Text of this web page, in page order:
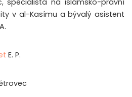
v al-Kasímu a bývalý asistent
E. P.